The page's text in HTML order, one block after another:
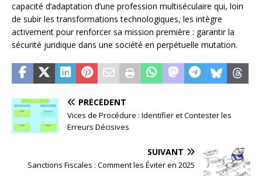
capacité d’adaptation d’une profession multiséculaire qui, loin
de subir les transformations technologiques, les intègre
activement pour renforcer sa mission première : garantir la
sécurité juridique dans une société en perpétuelle mutation.
PRÉCÉDENT
Vices de Procédure : Identifier et Contester les
Erreurs Décisives
SUIVANT
Sanctions Fiscales : Comment les Éviter en 2025